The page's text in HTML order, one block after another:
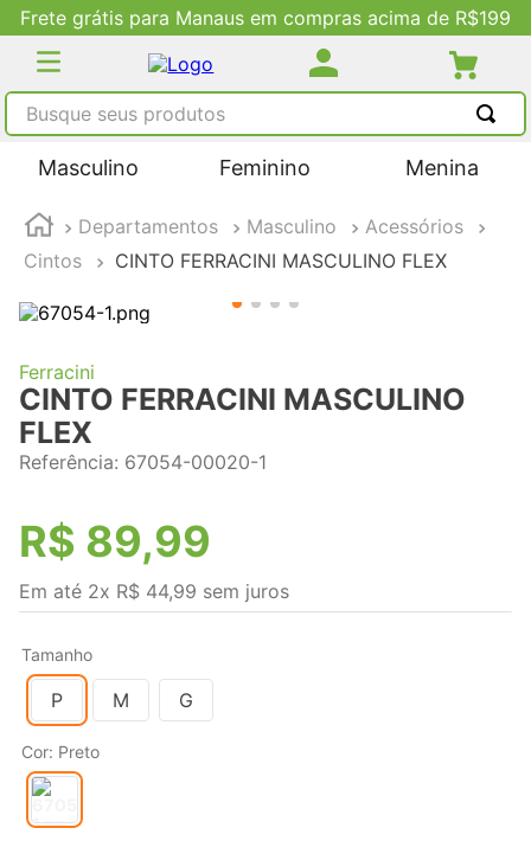
Frete grátis para Manaus em compras acima de R$199
Busque seus produtos
Masculino Feminino Menina
Departamentos Masculino
Acessórios
Cintos
CINTO FERRACINI MASCULINO FLEX
Ferracini
CINTO FERRACINI MASCULINO
FLEX
Referência: 67054-00020-1
R$ 89,99
Em até 2x R$ 44,99 sem juros
Tamanho
P M G
Cor: Preto
TERMOS MAIS BUSCADOS
2
tenis feminino
4 º
adidas
tenis